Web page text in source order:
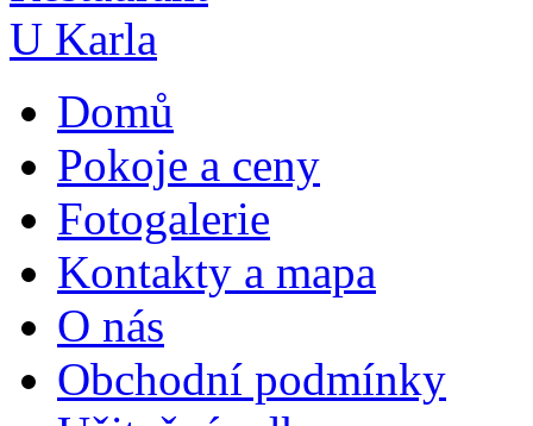
Domů
Pokoje a ceny
Fotogalerie
Kontakty a mapa
O nás
Obchodní podmínky